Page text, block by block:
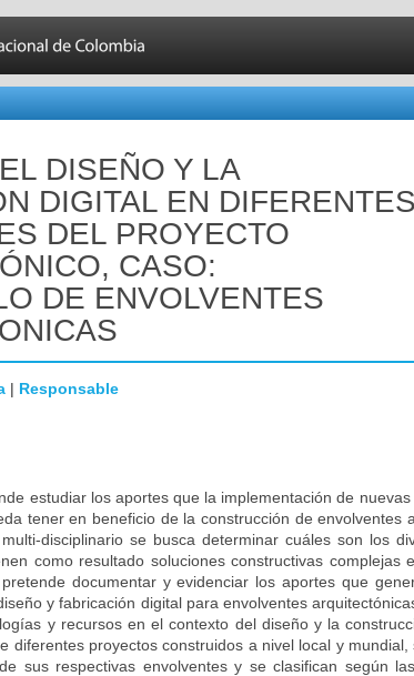
DISEÑO Y LA
DIGITAL EN DIFERENTES
DEL PROYECTO
CASO:
DE ENVOLVENTES
| Responsable
estudiar los aportes que la implementación de
tener en beneficio de la construcción de envolventes
disciplinario se busca determinar cuáles son los
como resultado soluciones constructivas complejas
documentar y evidenciar los aportes que
y fabricación digital para envolventes
y recursos en el contexto del diseño y la
diferentes proyectos construidos a nivel local y mundial,
sus respectivas envolventes y se clasifican según